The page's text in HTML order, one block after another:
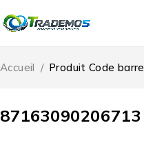
87163090206713
Accueil / Produit Code barre